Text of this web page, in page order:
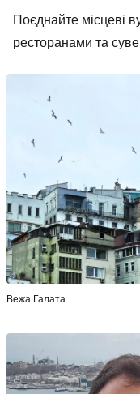
Поєднайте місцеві
ресторанами та
Вежа Галата